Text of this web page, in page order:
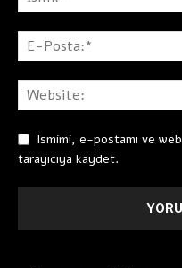
Ismimi, e-postamı ve
tarayıcıya kaydet.